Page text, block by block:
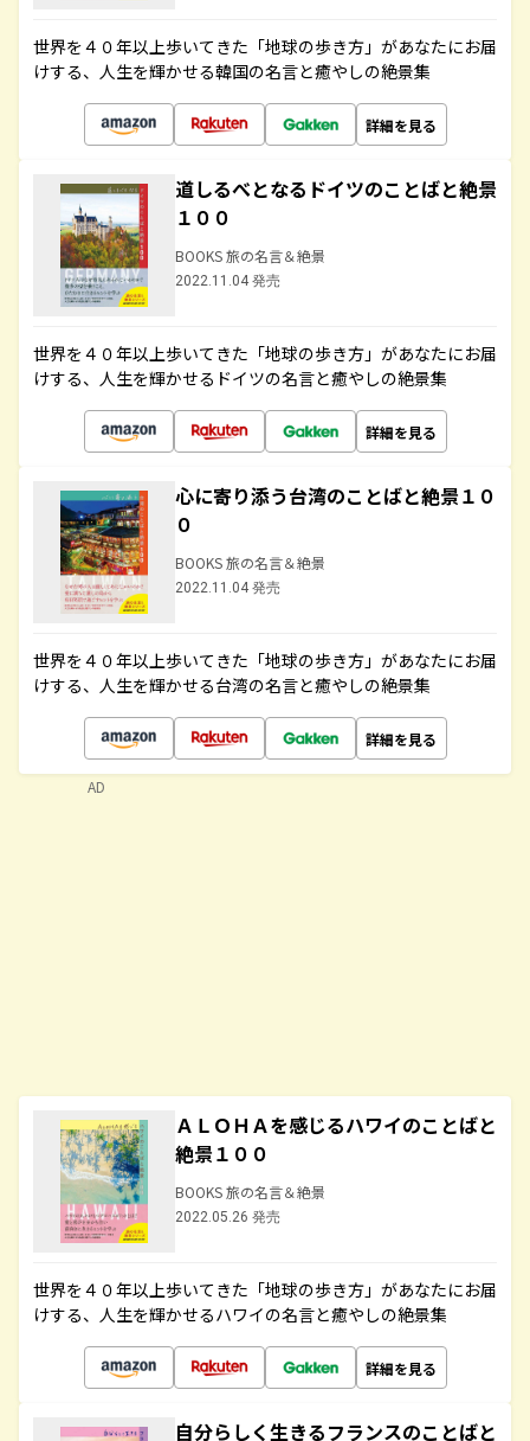
世界を４０年以上歩いてきた「地球の歩き方」があなたにお届
けする、人生を輝かせる韓国の名言と癒やしの絶景集
詳細を見る
道しるべとなるドイツのことばと絶景
１００
BOOKS 旅の名言＆絶景
2022.11.04 発売
世界を４０年以上歩いてきた「地球の歩き方」があなたにお届
けする、人生を輝かせるドイツの名言と癒やしの絶景集
詳細を見る
心に寄り添う台湾のことばと絶景１０
０
BOOKS 旅の名言＆絶景
2022.11.04 発売
世界を４０年以上歩いてきた「地球の歩き方」があなたにお届
けする、人生を輝かせる台湾の名言と癒やしの絶景集
詳細を見る
ＡＬＯＨＡを感じるハワイのことばと
絶景１００
BOOKS 旅の名言＆絶景
2022.05.26 発売
世界を４０年以上歩いてきた「地球の歩き方」があなたにお届
けする、人生を輝かせるハワイの名言と癒やしの絶景集
詳細を見る
自分らしく生きるフランスのことばと
AD